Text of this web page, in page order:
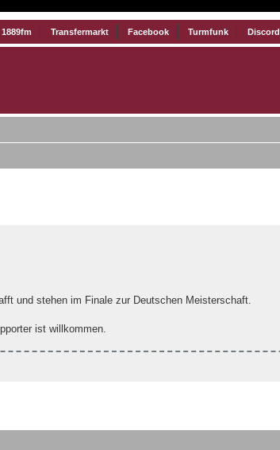
1889fm Transfermarkt Facebook Turmfunk Discord
und stehen im Finale zur Deutschen Meisterschaft.
ist willkommen.